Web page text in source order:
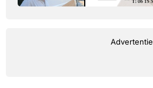
Advertentie